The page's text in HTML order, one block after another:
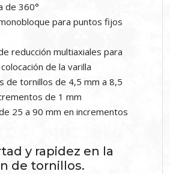
de 360°
para puntos fijos
reducción multiaxiales para
de la varilla
de tornillos de 4,5 mm a 8,5
de 1 mm
25 a 90 mm en incrementos
y rapidez en la
de tornillos.